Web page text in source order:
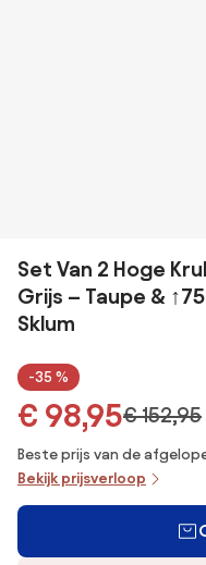
Set Van 2 Hoge
Grijs – Taupe &
Sklum
-35 %
€ 98,95€ 152,95
Beste prijs van de
Bekijk prijsverloop